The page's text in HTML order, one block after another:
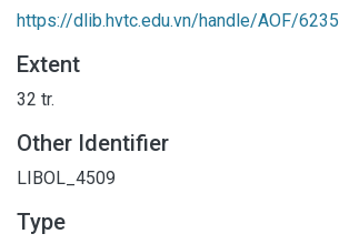
https://dlib.hvtc.edu.vn/handle/AOF/6235
Extent
32 tr.
Other Identifier
LIBOL_4509
Type